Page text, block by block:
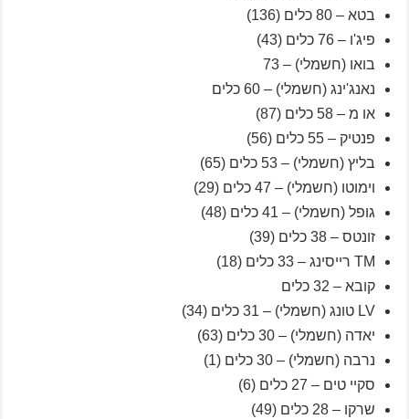
בטא – 80 כלים (136)
פיג'ו – 76 כלים (43)
בואו (חשמלי) – 73
נאנג'ינג (חשמלי) – 60 כלים
או מ – 58 כלים (87)
פנטיק – 55 כלים (56)
בליץ (חשמלי) – 53 כלים (65)
וימוטו (חשמלי) – 47 כלים (29)
גופל (חשמלי) – 41 כלים (48)
זונטס – 38 כלים (39)
TM רייסינג – 33 כלים (18)
קובא – 32 כלים
LV טונג (חשמלי) – 31 כלים (34)
יאדה (חשמלי) – 30 כלים (63)
נרבה (חשמלי) – 30 כלים (1)
סקיי טים – 27 כלים (6)
שרקו – 28 כלים (49)